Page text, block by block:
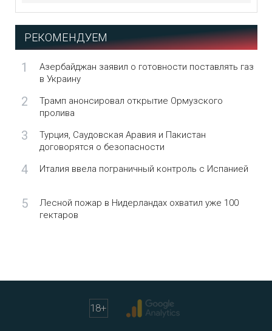
РЕКОМЕНДУЕМ
1
Азербайджан заявил о готовности поставлять газ
в Украину
2
Трамп анонсировал открытие Ормузского
пролива
3
Турция, Саудовская Аравия и Пакистан
договорятся о безопасности
4 Италия ввела пограничный контроль с Испанией
5
Лесной пожар в Нидерландах охватил уже 100
гектаров
18+